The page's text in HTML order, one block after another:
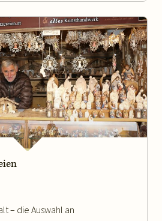
– die Auswahl an